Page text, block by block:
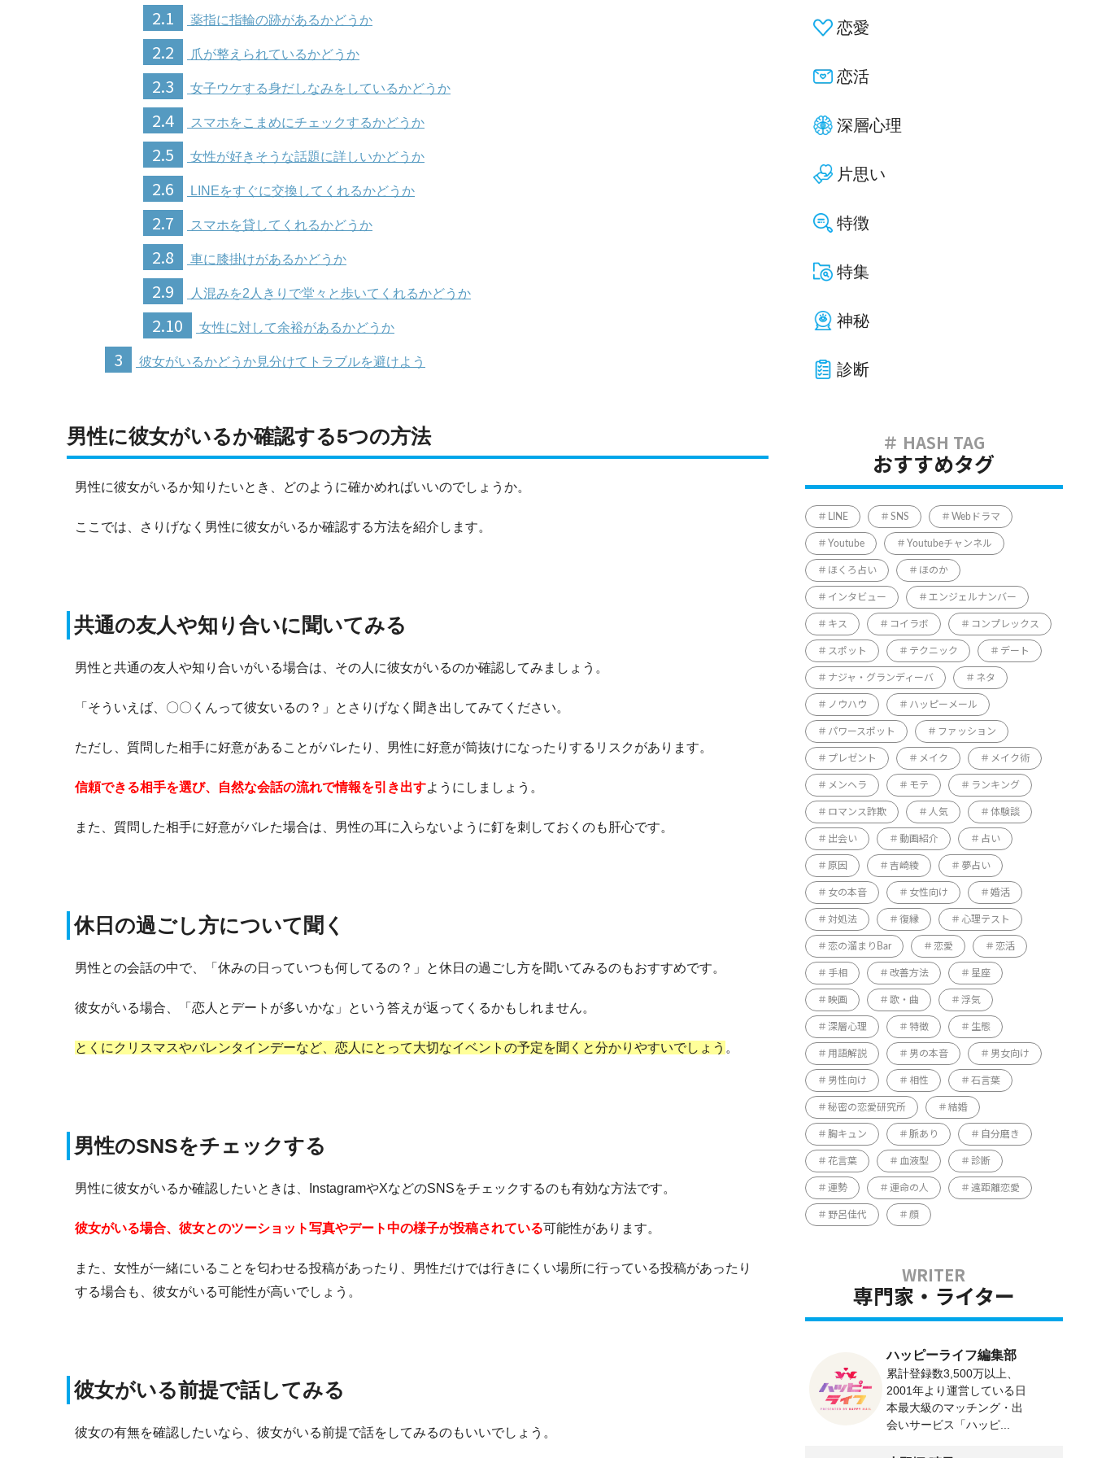
2.1 薬指に指輪の跡があるかどうか
2.2 爪が整えられているかどうか
2.3 女子ウケする身だしなみをしているかどうか
2.4 スマホをこまめにチェックするかどうか
2.5 女性が好きそうな話題に詳しいかどうか
2.6 LINEをすぐに交換してくれるかどうか
2.7 スマホを貸してくれるかどうか
2.8 車に膝掛けがあるかどうか
2.9 人混みを2人きりで堂々と歩いてくれるかどうか
2.10 女性に対して余裕があるかどうか
3 彼女がいるかどうか見分けてトラブルを避けよう
男性に彼女がいるか確認する5つの方法
男性に彼女がいるか知りたいとき、どのように確かめればいいのでしょうか。
ここでは、さりげなく男性に彼女がいるか確認する方法を紹介します。
共通の友人や知り合いに聞いてみる
男性と共通の友人や知り合いがいる場合は、その人に彼女がいるのか確認してみましょう。
「そういえば、〇〇くんって彼女いるの？」とさりげなく聞き出してみてください。
ただし、質問した相手に好意があることがバレたり、男性に好意が筒抜けになったりするリスクがあります。
信頼できる相手を選び、自然な会話の流れで情報を引き出すようにしましょう。
また、質問した相手に好意がバレた場合は、男性の耳に入らないように釘を刺しておくのも肝心です。
休日の過ごし方について聞く
男性との会話の中で、「休みの日っていつも何してるの？」と休日の過ごし方を聞いてみるのもおすすめです。
彼女がいる場合、「恋人とデートが多いかな」という答えが返ってくるかもしれません。
とくにクリスマスやバレンタインデーなど、恋人にとって大切なイベントの予定を聞くと分かりやすいでしょう 。
男性のSNSをチェックする
男性に彼女がいるか確認したいときは、InstagramやXなどのSNSをチェックするのも有効な方法です。
彼女がいる場合、彼女とのツーショット写真やデート中の様子が投稿されている可能性があります。
また、女性が一緒にいることを匂わせる投稿があったり、男性だけでは行きにくい場所に行っている投稿があったり
する場合も、彼女がいる可能性が高いでしょう。
彼女がいる前提で話してみる
彼女の有無を確認したいなら、彼女がいる前提で話をしてみるのもいいでしょう。
恋愛
恋活
深層心理
片思い
特徴
特集
神秘
診断
おすすめタグ
LINE SNS Webドラマ
Youtube Youtubeチャンネル
ほくろ占い ほのか
インタビュー エンジェルナンバー
キス コイラボ コンプレックス
スポット テクニック デート
ナジャ・グランディーバ ネタ
ノウハウ ハッピーメール
パワースポット ファッション
プレゼント メイク メイク術
メンヘラ モテ ランキング
ロマンス詐欺 人気 体験談
出会い 動画紹介 占い
原因 吉崎綾 夢占い
女の本音 女性向け 婚活
対処法 復縁 心理テスト
恋の溜まりBar 恋愛 恋活
手相 改善方法 星座
映画 歌・曲 浮気
深層心理 特徴 生態
用語解説 男の本音 男女向け
男性向け 相性 石言葉
秘密の恋愛研究所 結婚
胸キュン 脈あり 自分磨き
花言葉 血液型 診断
運勢 運命の人 遠距離恋愛
野呂佳代 顔
専門家・ライター
ハッピーライフ編集部
累計登録数3,500万以上、
2001年より運営している日
本最大級のマッチング・出
会いサービス「ハッピ...